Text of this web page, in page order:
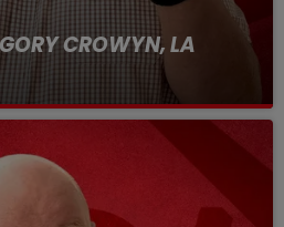
CROWYN, LA